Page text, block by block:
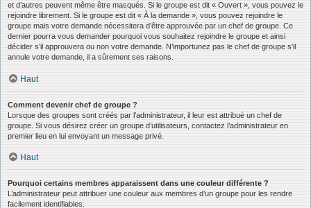
et d’autres peuvent même être masqués. Si le groupe est dit « Ouvert », vous pouvez le
rejoindre librement. Si le groupe est dit « À la demande », vous pouvez rejoindre le
groupe mais votre demande nécessitera d’être approuvée par un chef de groupe. Ce
dernier pourra vous demander pourquoi vous souhaitez rejoindre le groupe et ainsi
décider s’il approuvera ou non votre demande. N’importunez pas le chef de groupe s’il
annule votre demande, il a sûrement ses raisons.
Haut
Comment devenir chef de groupe ?
Lorsque des groupes sont créés par l’administrateur, il leur est attribué un chef de
groupe. Si vous désirez créer un groupe d’utilisateurs, contactez l’administrateur en
premier lieu en lui envoyant un message privé.
Haut
Pourquoi certains membres apparaissent dans une couleur différente ?
L’administrateur peut attribuer une couleur aux membres d’un groupe pour les rendre
facilement identifiables.